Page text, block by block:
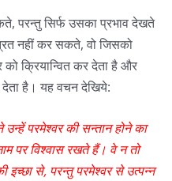
परन्तु सिर्फ उसका प्रभाव देखते
नहीं कर सकते, वो जिसको
को क्रियान्वित कर देता है और
देता है। यह वचन देखिये:
परमेश्‍वर की सन्तान होने का
पर विश्‍वास रखते हैं। वे न तो
इच्छा से, परन्तु परमेश्‍वर से उत्पन्न